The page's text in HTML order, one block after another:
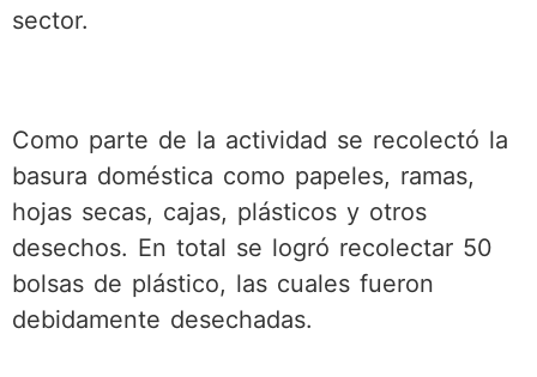
sector.
Como parte de la actividad se recolectó la
basura doméstica como papeles, ramas,
hojas secas, cajas, plásticos y otros
desechos. En total se logró recolectar 50
bolsas de plástico, las cuales fueron
debidamente desechadas.